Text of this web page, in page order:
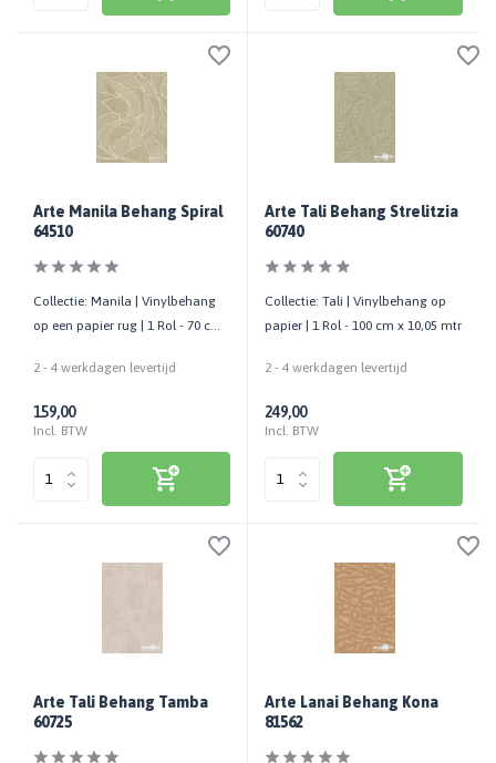
Arte Manila Behang Spiral
64510
Collectie: Manila | Vinylbehang
op een papier rug | 1 Rol - 70 cm
2 - 4 werkdagen levertijd
159,00
Incl. BTW
Arte Tali Behang Strelitzia
60740
Collectie: Tali | Vinylbehang op
papier | 1 Rol - 100 cm x 10,05 mtr
2 - 4 werkdagen levertijd
249,00
Incl. BTW
Arte Tali Behang Tamba
60725
Arte Lanai Behang Kona
81562